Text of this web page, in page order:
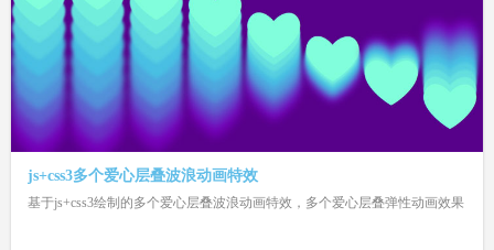
js+css3多个爱心层叠波浪动画特效
基于js+css3绘制的多个爱心层叠波浪动画特效，多个爱心层叠弹性动画效果